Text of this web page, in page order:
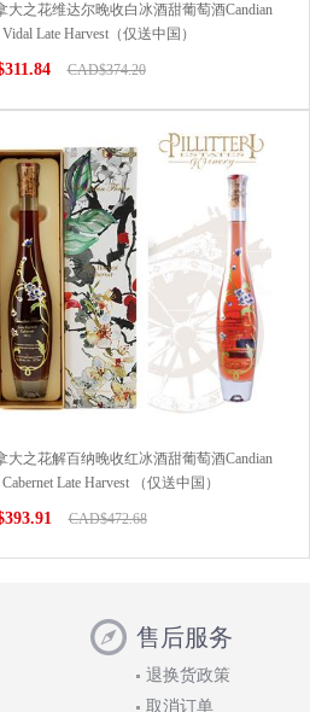
大之花维达尔晚收白冰酒甜葡萄酒Candian
Late Harvest（仅送中国）
CAD$374.20
大之花解百纳晚收红冰酒甜葡萄酒Candian
Late Harvest （仅送中国）
CAD$472.68
售后服务
退换货政策
取消订单